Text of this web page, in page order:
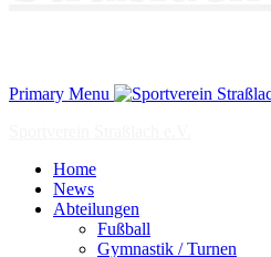
Primary Menu
Home
News
Abteilungen
Fußball
Gymnastik / Turnen